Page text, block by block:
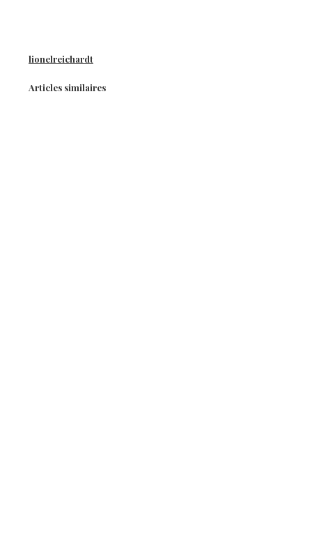
lionelreichardt
Articles similaires